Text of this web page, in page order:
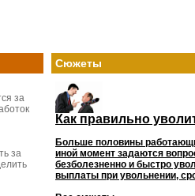
за
за
Сюжеты
Как правильно
Больше половины
иной момент задаются
безболезненно и быстро
выплаты при увольнении,